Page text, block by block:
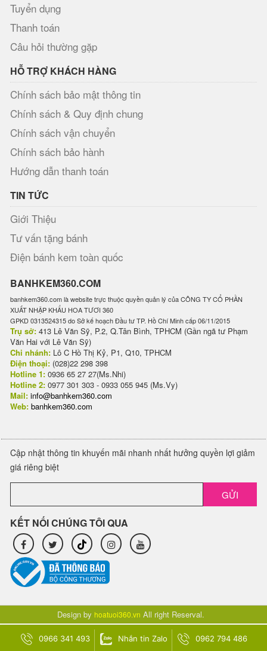
Tuyển dụng
Thanh toán
Câu hỏi thường gặp
HỖ TRỢ KHÁCH HÀNG
Chính sách bảo mật thông tin
Chính sách & Quy định chung
Chính sách vận chuyển
Chính sách bảo hành
Hướng dẫn thanh toán
TIN TỨC
Giới Thiệu
Tư vấn tặng bánh
Điện bánh kem toàn quốc
BANHKEM360.COM
banhkem360.com là website trực thuộc quyền quản lý của CÔNG TY CỔ PHẦN
XUẤT NHẬP KHẨU HOA TƯƠI 360
GPKD 0313524315 do Sở kế hoạch Đầu tư TP. Hồ Chí Minh cấp 06/11/2015
Trụ sở: 413 Lê Văn Sỹ, P.2, Q.Tân Bình, TPHCM (Gần ngã tư Phạm
Văn Hai với Lê Văn Sỹ)
Chi nhánh: Lô C Hồ Thị Kỷ, P1, Q10, TPHCM
Điện thoại: (028)22 298 398
Hotline 1: 0936 65 27 27(Ms.Nhi)
Hotline 2: 0977 301 303 - 0933 055 945 (Ms.Vy)
Mail: info@banhkem360.com
Web: banhkem360.com
Cập nhật thông tin khuyến mãi nhanh nhất hưởng quyền lợi giảm
giá riêng biệt
GỬI
KẾT NỐI CHÚNG TÔI QUA
Design by hoatuoi360.vn All right Reserval.
0966 341 493 Nhắn tin Zalo 0962 794 486